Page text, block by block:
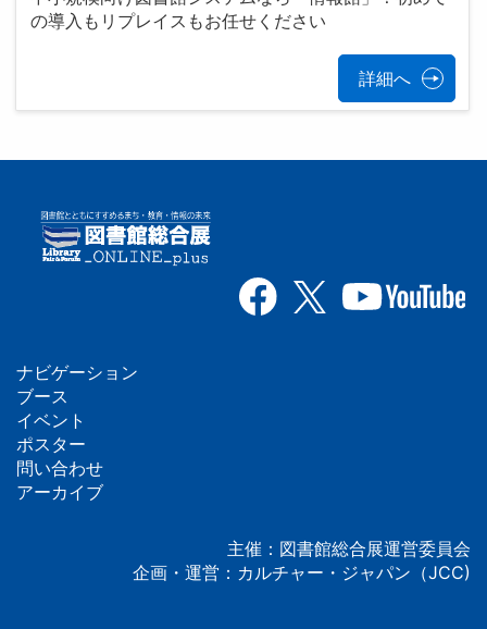
の導入もリプレイスもお任せください
詳細へ
フ
ッ
タ
ナビゲーション
ブース
イベント
ポスター
問い合わせ
アーカイブ
主催：図書館総合展運営委員会
企画・運営：カルチャー・ジャパン（JCC)